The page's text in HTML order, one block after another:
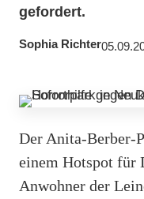
gefordert.
Sophia Richter
Der Anita-Berber-
einem Hotspot für
Anwohner der